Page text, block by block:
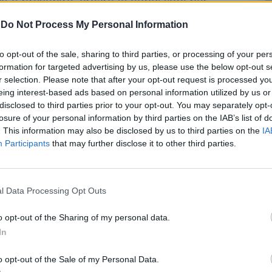
Do Not Process My Personal Information
opt-out of the sale, sharing to third parties, or processing of your
for targeted advertising by us, please use the below opt-out
selection. Please note that after your opt-out request is processed
interest-based ads based on personal information utilized by us
to third parties prior to your opt-out. You may separately
of your personal information by third parties on the IAB’s list of
This information may also be disclosed by us to third parties on the
Participants that may further disclose it to other third parties.
Data Processing Opt Outs
opt-out of the Sharing of my personal data.
opt-out of the Sale of my Personal Data.
leggi italiane». “L'ennesima tragica
di questa pratica all'interno del
nazionale”. È questa la posizione
professor Aldo Morrone, direttore
Ircss “San Gallicano” di Roma,
drammatico avvenuto a Reggio
ancora troppi i bambini figli di
in regola con il permesso di soggiorno,
che ogni bambino possa accedere al
morire. Oggi, in Italia, sono circa 30.000 i
– aggiunge - La circoncisione
è consentita, ma solo a carico di chi la
ancora proibitivo per molte famiglie
Rudy Giuliani a Come States?
Trump, Meloni e la strategia
americana